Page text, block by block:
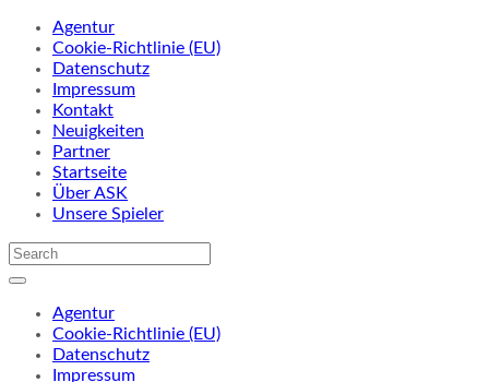
Agentur
Cookie-Richtlinie (EU)
Datenschutz
Impressum
Kontakt
Neuigkeiten
Partner
Startseite
Über ASK
Unsere Spieler
Agentur
Cookie-Richtlinie (EU)
Datenschutz
Impressum